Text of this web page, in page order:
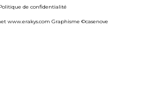
de confidentialité
www.erakys.com Graphisme ©casenove